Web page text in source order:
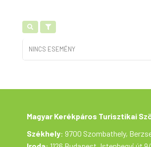
NINCS ESEMÉNY
Magyar Kerékpáros Turisztikai
Székhely: 9700 Szombathely,